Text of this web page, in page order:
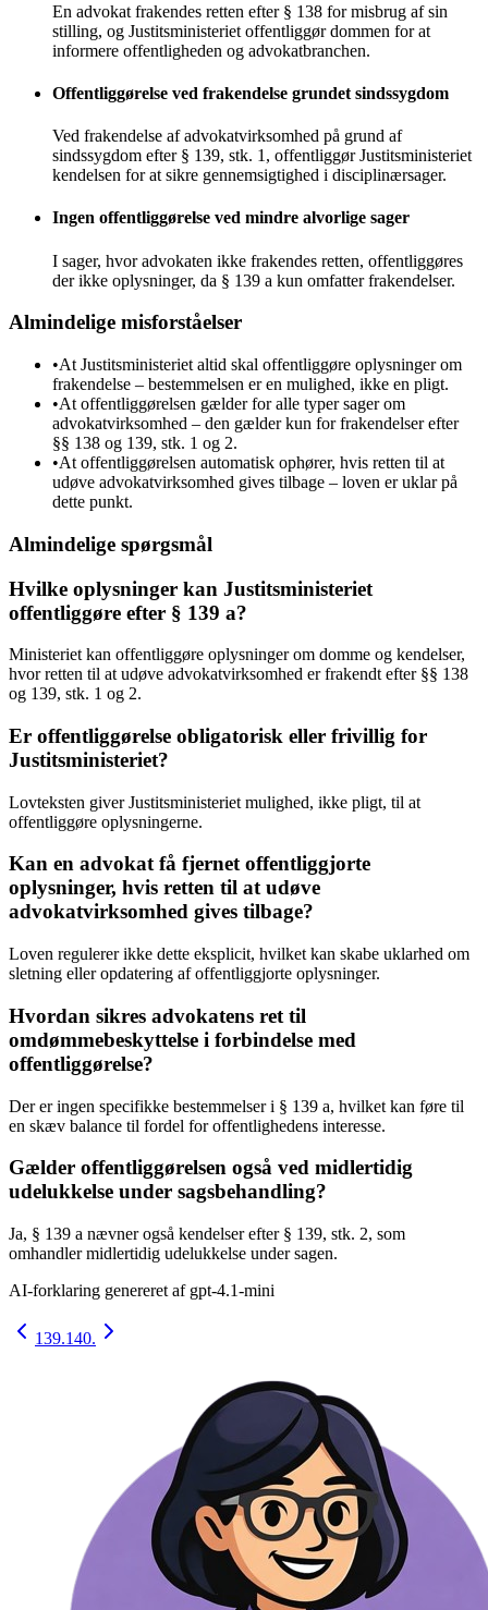
En advokat frakendes retten efter § 138 for misbrug af sin
stilling, og Justitsministeriet offentliggør dommen for at
informere offentligheden og advokatbranchen.
Offentliggørelse ved frakendelse grundet sindssygdom
Ved frakendelse af advokatvirksomhed på grund af
sindssygdom efter § 139, stk. 1, offentliggør Justitsministeriet
kendelsen for at sikre gennemsigtighed i disciplinærsager.
Ingen offentliggørelse ved mindre alvorlige sager
I sager, hvor advokaten ikke frakendes retten, offentliggøres
der ikke oplysninger, da § 139 a kun omfatter frakendelser.
Almindelige misforståelser
•At Justitsministeriet altid skal offentliggøre oplysninger om
frakendelse – bestemmelsen er en mulighed, ikke en pligt.
•At offentliggørelsen gælder for alle typer sager om
advokatvirksomhed – den gælder kun for frakendelser efter
§§ 138 og 139, stk. 1 og 2.
•At offentliggørelsen automatisk ophører, hvis retten til at
udøve advokatvirksomhed gives tilbage – loven er uklar på
dette punkt.
Almindelige spørgsmål
Hvilke oplysninger kan Justitsministeriet
offentliggøre efter § 139 a?
Ministeriet kan offentliggøre oplysninger om domme og kendelser,
hvor retten til at udøve advokatvirksomhed er frakendt efter §§ 138
og 139, stk. 1 og 2.
Er offentliggørelse obligatorisk eller frivillig for
Justitsministeriet?
Lovteksten giver Justitsministeriet mulighed, ikke pligt, til at
offentliggøre oplysningerne.
Kan en advokat få fjernet offentliggjorte
oplysninger, hvis retten til at udøve
advokatvirksomhed gives tilbage?
Loven regulerer ikke dette eksplicit, hvilket kan skabe uklarhed om
sletning eller opdatering af offentliggjorte oplysninger.
Hvordan sikres advokatens ret til
omdømmebeskyttelse i forbindelse med
offentliggørelse?
Der er ingen specifikke bestemmelser i § 139 a, hvilket kan føre til
en skæv balance til fordel for offentlighedens interesse.
Gælder offentliggørelsen også ved midlertidig
udelukkelse under sagsbehandling?
Ja, § 139 a nævner også kendelser efter § 139, stk. 2, som
omhandler midlertidig udelukkelse under sagen.
AI-forklaring genereret af gpt-4.1-mini
139.140.